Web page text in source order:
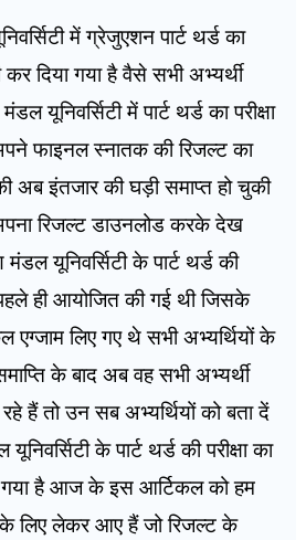
में ग्रेजुएशन पार्ट थर्ड का
दिया गया है वैसे सभी अभ्यर्थी
यूनिवर्सिटी में पार्ट थर्ड का परीक्षा
फाइनल स्नातक की रिजल्ट का
इंतजार की घड़ी समाप्त हो चुकी
रिजल्ट डाउनलोड करके देख
यूनिवर्सिटी के पार्ट थर्ड की
पहले ही आयोजित की गई थी जिसके
एग्जाम लिए गए थे सभी अभ्यर्थियों के
के बाद अब वह सभी अभ्यर्थी
हैं तो उन सब अभ्यर्थियों को बता दें
के पार्ट थर्ड की परीक्षा का
गया है आज के इस आर्टिकल को हम
के लिए लेकर आए हैं जो रिजल्ट के